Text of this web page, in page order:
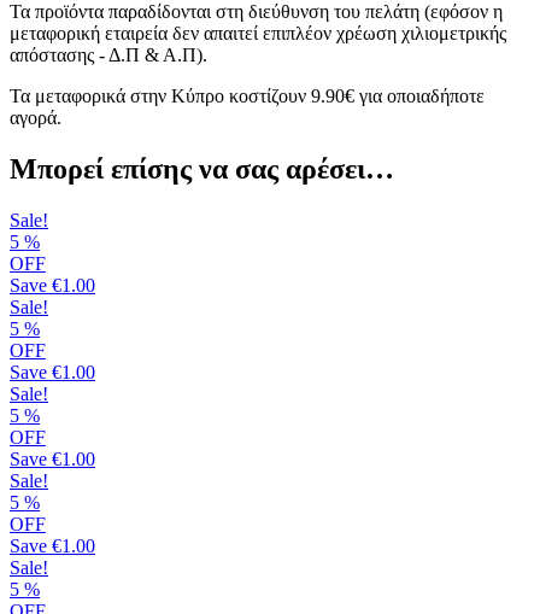
Τα προϊόντα παραδίδονται στη διεύθυνση του πελάτη (εφόσον η
μεταφορική εταιρεία δεν απαιτεί επιπλέον χρέωση χιλιομετρικής
απόστασης - Δ.Π & Α.Π).
Τα μεταφορικά στην Κύπρο κοστίζουν 9.90€ για οποιαδήποτε
αγορά.
Μπορεί επίσης να σας αρέσει…
Sale!
5 %
OFF
Save €1.00
Sale!
5 %
OFF
Save €1.00
Sale!
5 %
OFF
Save €1.00
Sale!
5 %
OFF
Save €1.00
Sale!
5 %